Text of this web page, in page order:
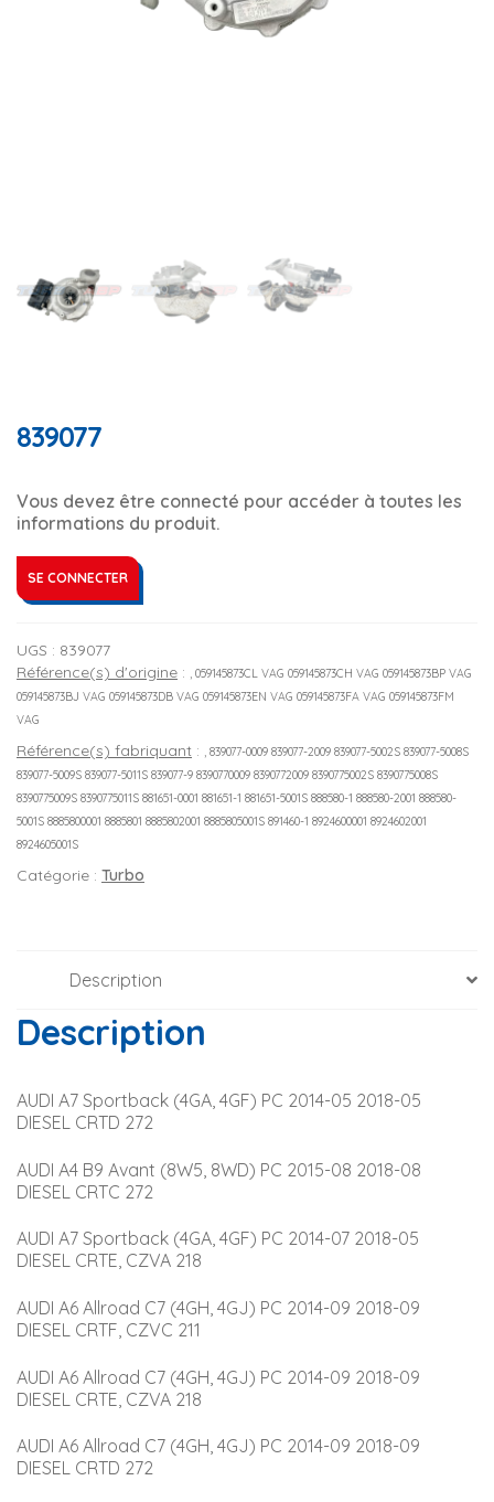
839077
Vous devez être connecté pour accéder à toutes les
informations du produit.
SE CONNECTER
UGS : 839077
Référence(s) d'origine : , 059145873CL VAG 059145873CH VAG 059145873BP VAG
059145873BJ VAG 059145873DB VAG 059145873EN VAG 059145873FA VAG 059145873FM
VAG
Référence(s) fabriquant : , 839077-0009 839077-2009 839077-5002S 839077-5008S
839077-5009S 839077-5011S 839077-9 8390770009 8390772009 8390775002S 8390775008S
8390775009S 8390775011S 881651-0001 881651-1 881651-5001S 888580-1 888580-2001 888580-
5001S 8885800001 8885801 8885802001 8885805001S 891460-1 8924600001 8924602001
8924605001S
Catégorie : Turbo
Description
Description
AUDI A7 Sportback (4GA, 4GF) PC 2014-05 2018-05
DIESEL CRTD 272
AUDI A4 B9 Avant (8W5, 8WD) PC 2015-08 2018-08
DIESEL CRTC 272
AUDI A7 Sportback (4GA, 4GF) PC 2014-07 2018-05
DIESEL CRTE, CZVA 218
AUDI A6 Allroad C7 (4GH, 4GJ) PC 2014-09 2018-09
DIESEL CRTF, CZVC 211
AUDI A6 Allroad C7 (4GH, 4GJ) PC 2014-09 2018-09
DIESEL CRTE, CZVA 218
AUDI A6 Allroad C7 (4GH, 4GJ) PC 2014-09 2018-09
DIESEL CRTD 272